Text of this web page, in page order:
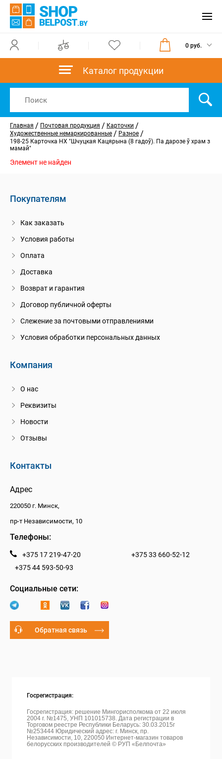
0 руб.
Каталог продукции
Главная / Почтовая продукция / Карточки /
Художественные немаркированные / Разное /
198-25 Карточка НХ "Шчуцкая Кацярына (8 гадоў). Па дарозе ў храм з
мамай"
Элемент не найден
Покупателям
Как заказать
Условия работы
Оплата
Доставка
Возврат и гарантия
Договор публичной оферты
Слежение за почтовыми отправлениями
Условия обработки персональных данных
Компания
О нас
Реквизиты
Новости
Отзывы
Контакты
Адрес
220050 г. Минск,
пр-т Независимости, 10
Телефоны:
+375 17 219-47-20
+375 33 660-52-12
+375 44 593-50-93
Социальные сети:
Обратная связь
Госрегистрация:
Госрегистрация: решение Мингорисполкома от 22 июля
2004 г. №1475, УНП 101015738. Дата регистрации в
Торговом реестре Республики Беларусь: 30.03.2015г
№253444 Юридический адрес: г. Минск, пр.
Независимости, 10, 220050 Интернет-магазин товаров
белорусских производителей © РУП «Белпочта»